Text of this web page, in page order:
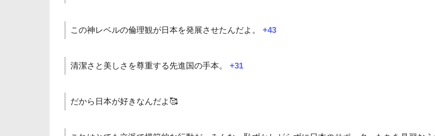
この神レベルの倫理観が日本を発展させたんだよ。 +43
清潔さと美しさを尊重する先進国の手本。 +31
だから日本が好きなんだよ🥰